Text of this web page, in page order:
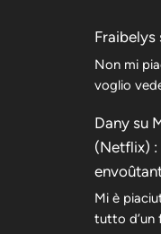
Fraibelys
Non mi
voglio
Dany su
(Netflix) :
Mi è
tutto d’un